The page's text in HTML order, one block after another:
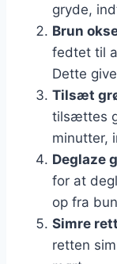
gryde,
Brun
fedtet til
Dette
Tilsæt
tilsættes
minutter,
Deglaze
for at
op fra
Simre
retten